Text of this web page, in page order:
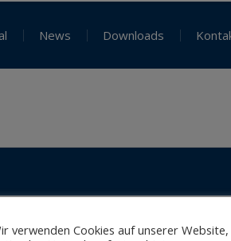
News Downloads
verwenden Cookies auf unserer Website,